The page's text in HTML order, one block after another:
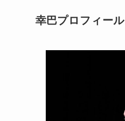
幸巴プロフィール